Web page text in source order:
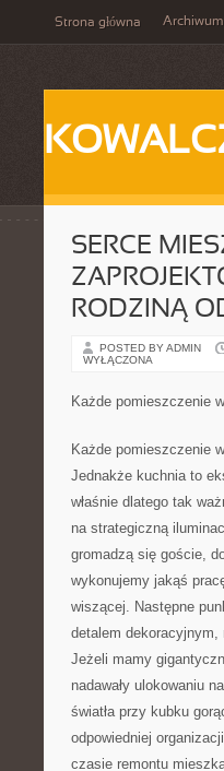
Strona główna Archiwum
SERCE
RODZINĄ
POSTED BY ADMIN
WYŁĄCZONA
Każde pomieszczenie
Każde pomieszczenie
Jednakże kuchnia to
właśnie dlatego tak
na strategiczną
gromadzą się goście,
wykonujemy jakąś
wiszącej. Następne
detalem
Jeżeli mamy
nadawały ulokowaniu
światła przy kubku
odpowiedniej
czasie remontu